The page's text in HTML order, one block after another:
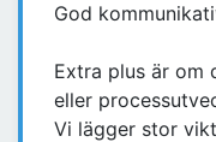
God
Extra plus är om
eller
Vi lägger stor